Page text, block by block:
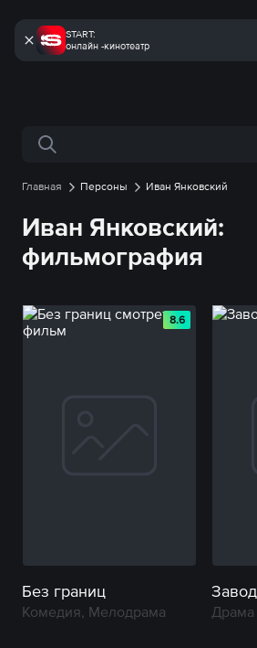
START:
онлайн -кинотеатр
Поиск по сайту
Главная Персоны Иван Янковский
Иван Янковский:
фильмография
8.6
Без границ
Комедия, Мелодрама
Завод
Драма